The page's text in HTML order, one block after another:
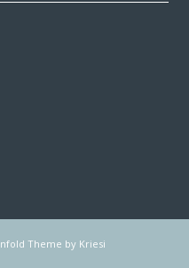
Theme by Kriesi